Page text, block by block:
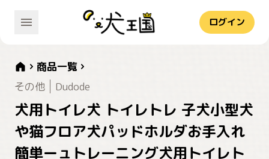
ログイン
商品一覧
その他
Dudode
犬用トイレ犬 トイレトレ 子犬小型犬
や猫フロア犬パッドホルダお手入れ
簡単ーュトレーニング犬用トイレト